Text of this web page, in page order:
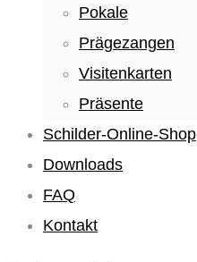
Pokale
Prägezangen
Visitenkarten
Präsente
Schilder-Online-Shop
Downloads
FAQ
Kontakt